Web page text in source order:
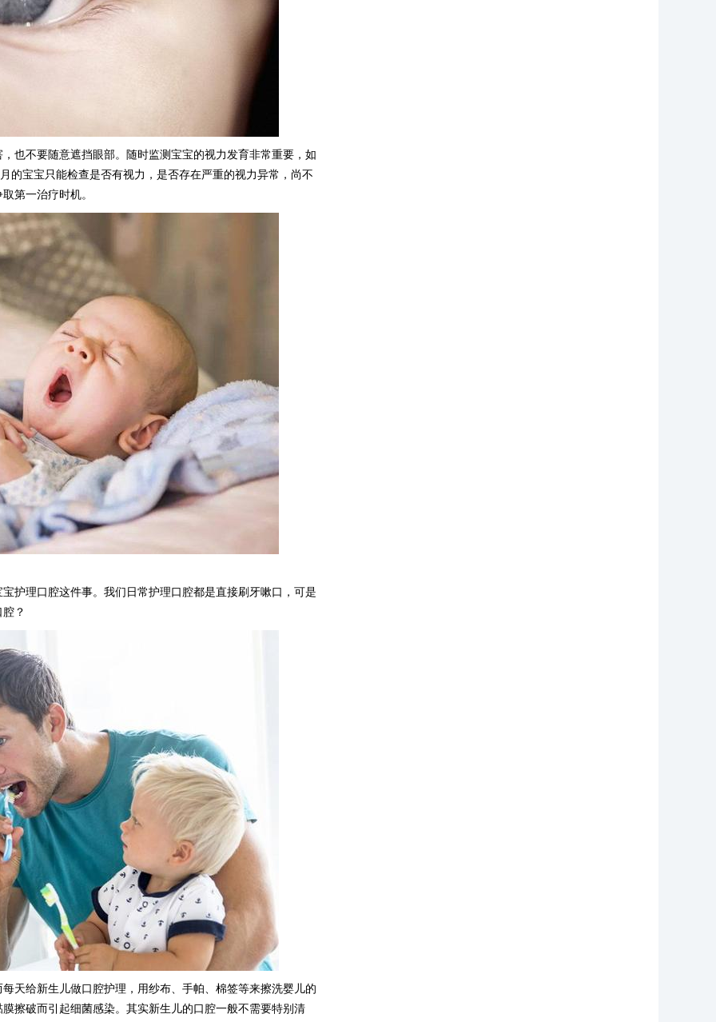
也不要随意遮挡眼部。随时监测宝宝的视力发育非常重要，如
的宝宝只能检查是否有视力，是否存在严重的视力异常，尚不
第一治疗时机。
护理口腔这件事。我们日常护理口腔都是直接刷牙嗽口，可是
？
天给新生儿做口腔护理，用纱布、手帕、棉签等来擦洗婴儿的
擦破而引起细菌感染。其实新生儿的口腔一般不需要特别清